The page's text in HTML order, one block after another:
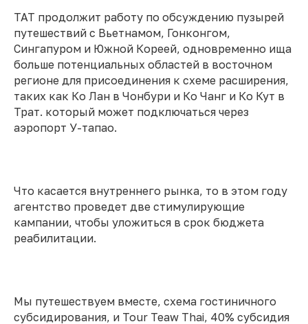
ТАТ продолжит работу по обсуждению пузырей
путешествий с Вьетнамом, Гонконгом,
Сингапуром и Южной Кореей, одновременно ища
больше потенциальных областей в восточном
регионе для присоединения к схеме расширения,
таких как Ко Лан в Чонбури и Ко Чанг и Ко Кут в
Трат. который может подключаться через
аэропорт У-тапао.
Что касается внутреннего рынка, то в этом году
агентство проведет две стимулирующие
кампании, чтобы уложиться в срок бюджета
реабилитации.
Мы путешествуем вместе, схема гостиничного
субсидирования, и Tour Teaw Thai, 40% субсидия